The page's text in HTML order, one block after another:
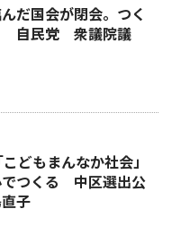
だ国会が閉会。つく
自民党 衆議院議
どもまんなか社会」
つくる 中区選出公
子